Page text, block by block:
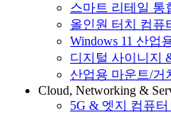
스마트 리테일 통
올인원 터치 컴퓨
Windows 11 산업
디지털 사이니지
산업용 마운트/거
Cloud, Networking &
5G & 엣지 컴퓨터